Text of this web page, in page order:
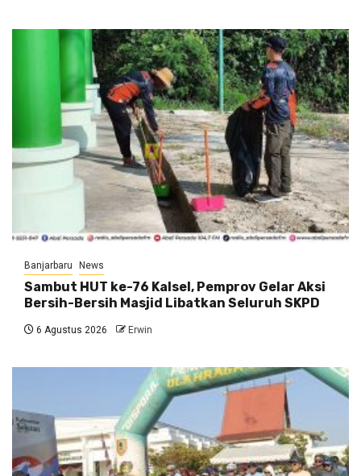
Banjarbaru News
Sambut HUT ke-76 Kalsel, Pemprov Gelar Aksi
Bersih-Bersih Masjid Libatkan Seluruh SKPD
6 Agustus 2026 Erwin